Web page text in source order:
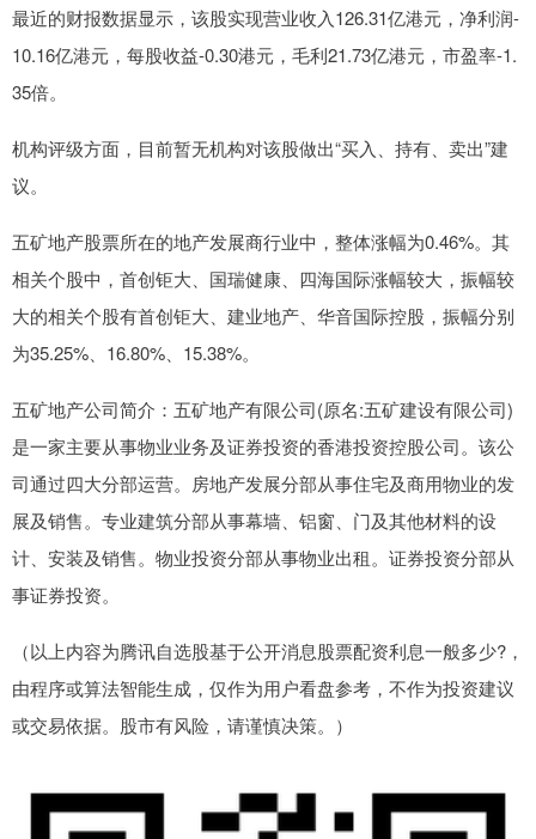
最近的财报数据显示，该股实现营业收入126.31亿港元，净利润-
10.16亿港元，每股收益-0.30港元，毛利21.73亿港元，市盈率-1.
35倍。
机构评级方面，目前暂无机构对该股做出“买入、持有、卖出”建
议。
五矿地产股票所在的地产发展商行业中，整体涨幅为0.46%。其
相关个股中，首创钜大、国瑞健康、四海国际涨幅较大，振幅较
大的相关个股有首创钜大、建业地产、华音国际控股，振幅分别
为35.25%、16.80%、15.38%。
五矿地产公司简介：五矿地产有限公司(原名:五矿建设有限公司)
是一家主要从事物业业务及证券投资的香港投资控股公司。该公
司通过四大分部运营。房地产发展分部从事住宅及商用物业的发
展及销售。专业建筑分部从事幕墙、铝窗、门及其他材料的设
计、安装及销售。物业投资分部从事物业出租。证券投资分部从
事证券投资。
（以上内容为腾讯自选股基于公开消息股票配资利息一般多少?，
由程序或算法智能生成，仅作为用户看盘参考，不作为投资建议
或交易依据。股市有风险，请谨慎决策。）